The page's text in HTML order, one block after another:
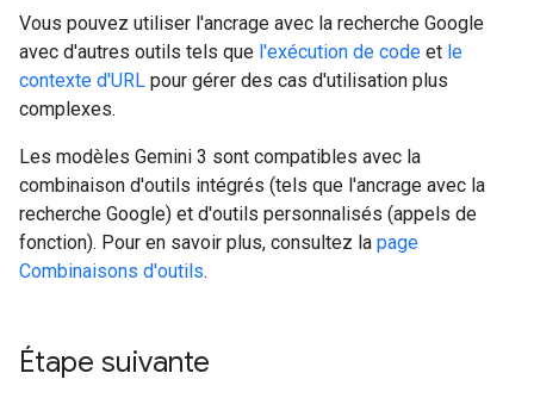
Vous pouvez utiliser l'ancrage avec la recherche Google
avec d'autres outils tels que l'exécution de code et le
contexte d'URL pour gérer des cas d'utilisation plus
complexes.
Les modèles Gemini 3 sont compatibles avec la
combinaison d'outils intégrés (tels que l'ancrage avec la
recherche Google) et d'outils personnalisés (appels de
fonction). Pour en savoir plus, consultez la page
Combinaisons d'outils.
Étape suivante